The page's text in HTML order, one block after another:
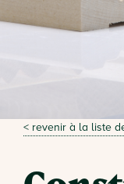
< revenir à la liste